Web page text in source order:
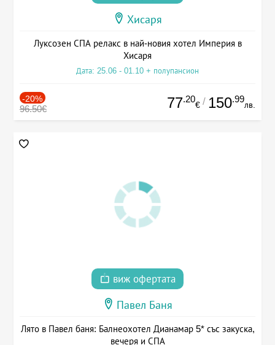
Хисаря
Луксозен СПА релакс в най-новия хотел Империя в
Хисаря
Дата: 25.06 - 01.10 + полупансион
-20%
96.50€ 77.20
€ / 150.99
лв.
виж офертата
Павел Баня
Лято в Павел баня: Балнеохотел Дианамар 5* със закуска,
вечеря и СПА